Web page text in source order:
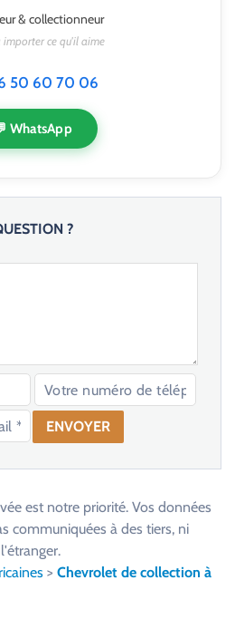
& collectionneur
importer ce qu'il aime
50 60 70 06
WhatsApp
?
est notre priorité. Vos données
communiquées à des tiers, ni
> Chevrolet de collection à